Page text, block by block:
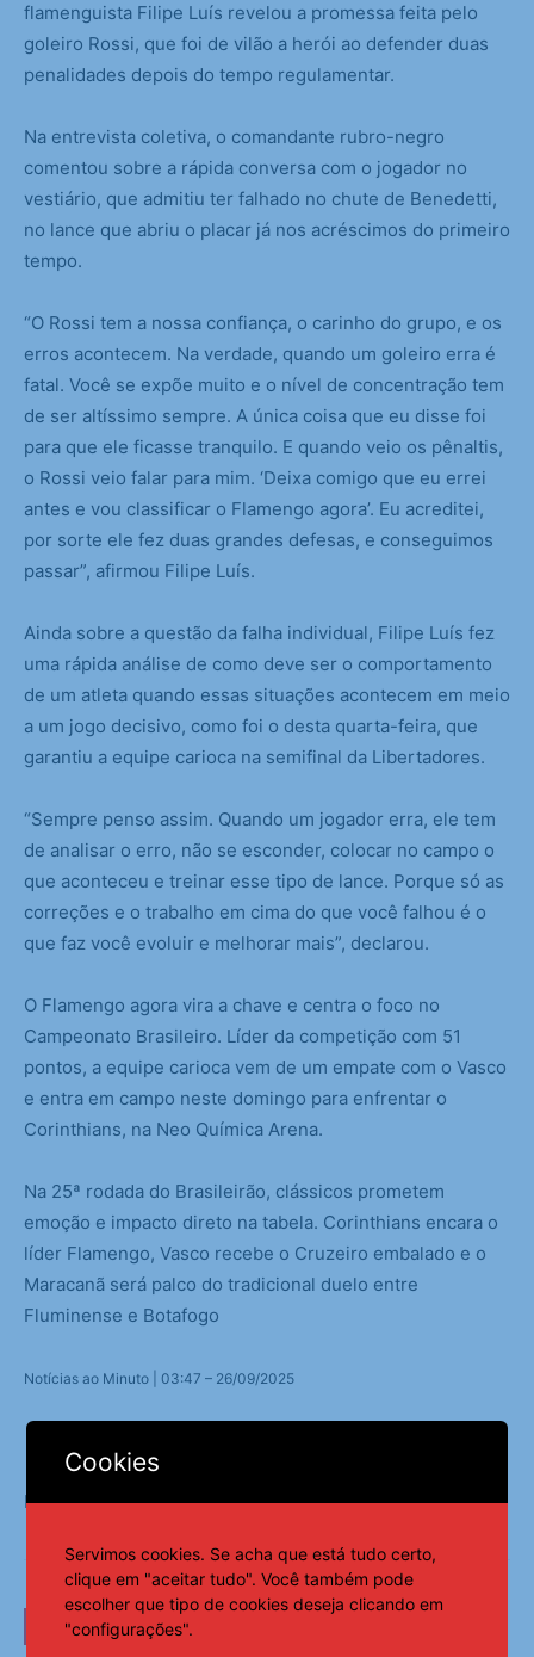
flamenguista Filipe Luís revelou a promessa feita pelo
goleiro Rossi, que foi de vilão a herói ao defender duas
penalidades depois do tempo regulamentar.
Na entrevista coletiva, o comandante rubro-negro
comentou sobre a rápida conversa com o jogador no
vestiário, que admitiu ter falhado no chute de Benedetti,
no lance que abriu o placar já nos acréscimos do primeiro
tempo.
“O Rossi tem a nossa confiança, o carinho do grupo, e os
erros acontecem. Na verdade, quando um goleiro erra é
fatal. Você se expõe muito e o nível de concentração tem
de ser altíssimo sempre. A única coisa que eu disse foi
para que ele ficasse tranquilo. E quando veio os pênaltis,
o Rossi veio falar para mim. ‘Deixa comigo que eu errei
antes e vou classificar o Flamengo agora’. Eu acreditei,
por sorte ele fez duas grandes defesas, e conseguimos
passar”, afirmou Filipe Luís.
Ainda sobre a questão da falha individual, Filipe Luís fez
uma rápida análise de como deve ser o comportamento
de um atleta quando essas situações acontecem em meio
a um jogo decisivo, como foi o desta quarta-feira, que
garantiu a equipe carioca na semifinal da Libertadores.
“Sempre penso assim. Quando um jogador erra, ele tem
de analisar o erro, não se esconder, colocar no campo o
que aconteceu e treinar esse tipo de lance. Porque só as
correções e o trabalho em cima do que você falhou é o
que faz você evoluir e melhorar mais”, declarou.
O Flamengo agora vira a chave e centra o foco no
Campeonato Brasileiro. Líder da competição com 51
pontos, a equipe carioca vem de um empate com o Vasco
e entra em campo neste domingo para enfrentar o
Corinthians, na Neo Química Arena.
Na 25ª rodada do Brasileirão, clássicos prometem
emoção e impacto direto na tabela. Corinthians encara o
líder Flamengo, Vasco recebe o Cruzeiro embalado e o
Maracanã será palco do tradicional duelo entre
Fluminense e Botafogo
Notícias ao Minuto | 03:47 – 26/09/2025
Fonte:Notícias ao Minuto
LEIA TAMBÉM
Cookies
Servimos cookies. Se acha que está tudo certo,
clique em "aceitar tudo". Você também pode
escolher que tipo de cookies deseja clicando em
"configurações".